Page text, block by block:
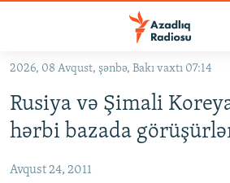
Əsas
qayıt
Əsas
qayıt
#İZAHLA
#ƏSLINDƏ
2026, 08 Avqust, şənbə, Bakı vaxtı 07:14
Rusiya və Şimali
hərbi bazada
Avqust 24, 2011